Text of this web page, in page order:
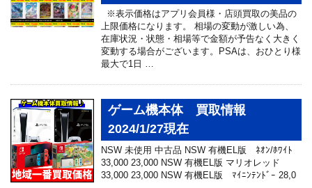
※表示価格はアプリ会員様・店頭買取の美品の
上限価格になります。 相場の変動が激しい為、
在庫状況・状態・相場等で金額が予告なく大きく
変動する場合がございます。PSAは、おひとり様
最大で1日 …
ゲーム機本体 買取情報
2024/1/27現在
NSW 未使用 中古品 NSW 有機EL版 ﾈｵﾝ/ﾎﾜｲﾄ
33,000 23,000 NSW 有機EL版 マリオレッド
33,000 23,000 NSW 有機EL版 ﾏｲﾆﾝﾃﾝﾄﾞｰ 28,0